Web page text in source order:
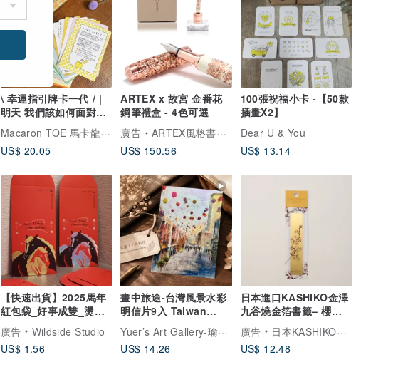
\ 幸運指引牌卡一代 / |
明天 我們該如何面對這
個世界
Macaron TOE 馬卡龍腳趾
US$ 20.05
ARTEX x 故宮 金番花
鋼筆禮盒 - 4色可選
廣告
ARTEX風格書寫精品
US$ 150.56
100張祝福小卡 -【50款
插畫X2】
Dear U & You
US$ 13.14
【快速出貨】2025馬年
紅包袋_好事成雙_燙金/
雷射銀
廣告
Wildside Studio
US$ 1.56
畫中旅途-台灣風景水彩
明信片9入 Taiwan
set
Yuer’s Art Gallery-瑜兒的畫中世界
US$ 14.26
日本進口KASHIKO金澤
九谷燒金箔書籤– 櫻花 /
柴田有希佳繪
廣告
日本KASHIKO金澤九谷燒設計文具
US$ 12.48